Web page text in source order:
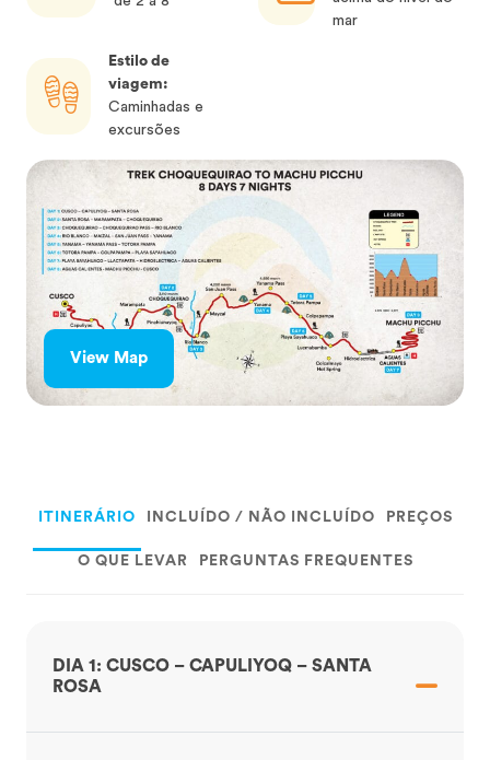
mar
Estilo de
viagem:
Caminhadas e
excursões
View Map
ITINERÁRIO INCLUÍDO / NÃO INCLUÍDO PREÇOS
O QUE LEVAR PERGUNTAS FREQUENTES
DIA 1: CUSCO – CAPULIYOQ – SANTA
ROSA